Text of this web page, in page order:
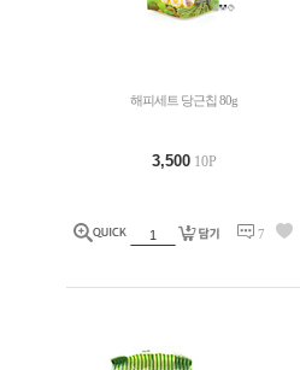
해피세트 당근칩 80g
3,500 10P
7